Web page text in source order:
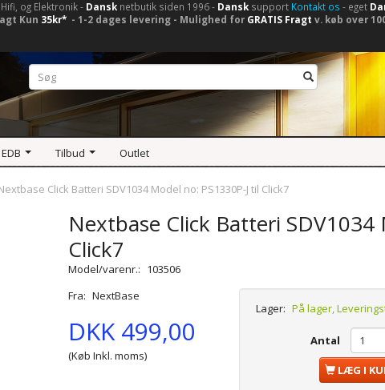
Hifi, og Elektronik - Dansknetbutik siden 1996 - Dansksupport Kontakt os - eget
Kun 35kr* - 1-2 dages levering - Mulighed for GRATIS Fragt v. køb over
Tilbud Outlet
Click Batteri SDV1034 Model no: PS1330P-J til Click7
Nextbase Click Batteri SDV1034
Click7
Model/varenr.: 103506
Fra: NextBase
DKK 499,00
(Køb Inkl. moms)
Lager: På lager,
Antal
LÆG I